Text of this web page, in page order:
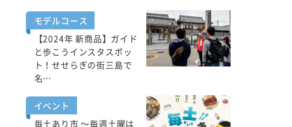
モデルコース
【2024年 新商品】ガイド
と歩こうインスタスポッ
ト！せせらぎの街三島で
名…
イベント
毎土あり市 ～毎週土曜は